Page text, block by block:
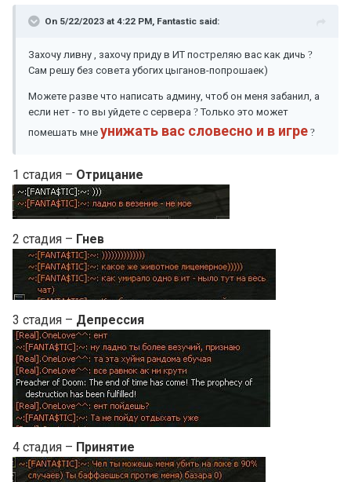
чем за 2 периода на фениксе, этим все сказано, дебилы )))
On 5/22/2023 at 4:22 PM, Fantastic said:
Захочу ливну , захочу приду в ИТ постреляю вас как дичь ?
Сам решу без совета убогих цыганов-попрошаек)
Можете разве что написать админу, чтоб он меня забанил, а
если нет - то вы уйдете с сервера ?Только это может
помешать мне унижать вас словесно и в игре ?
1 стадия – Отрицание
2 стадия – Гнев
3 стадия – Депрессия
4 стадия – Принятие